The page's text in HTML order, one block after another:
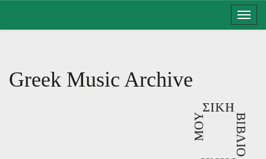
Greek Music Archive